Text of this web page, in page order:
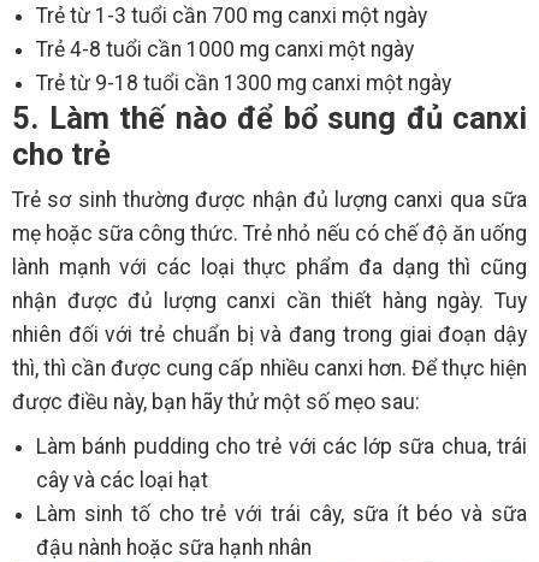
Trẻ từ 1-3 tuổi cần 700 mg canxi một ngày
Trẻ 4-8 tuổi cần 1000 mg canxi một ngày
Trẻ từ 9-18 tuổi cần 1300 mg canxi một ngày
5. Làm thế nào để bổ sung đủ canxi
cho trẻ
Trẻ sơ sinh thường được nhận đủ lượng canxi qua sữa
mẹ hoặc sữa công thức. Trẻ nhỏ nếu có chế độ ăn uống
lành mạnh với các loại thực phẩm đa dạng thì cũng
nhận được đủ lượng canxi cần thiết hàng ngày. Tuy
nhiên đối với trẻ chuẩn bị và đang trong giai đoạn dậy
thì, thì cần được cung cấp nhiều canxi hơn. Để thực hiện
được điều này, bạn hãy thử một số mẹo sau:
Làm bánh pudding cho trẻ với các lớp sữa chua, trái
cây và các loại hạt
Làm sinh tố cho trẻ với trái cây, sữa ít béo và sữa
đậu nành hoặc sữa hạnh nhân